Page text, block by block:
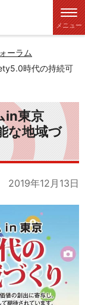
メニュー
ーラム
時代の持続可
in東京
な地域づ
2019年12月13日